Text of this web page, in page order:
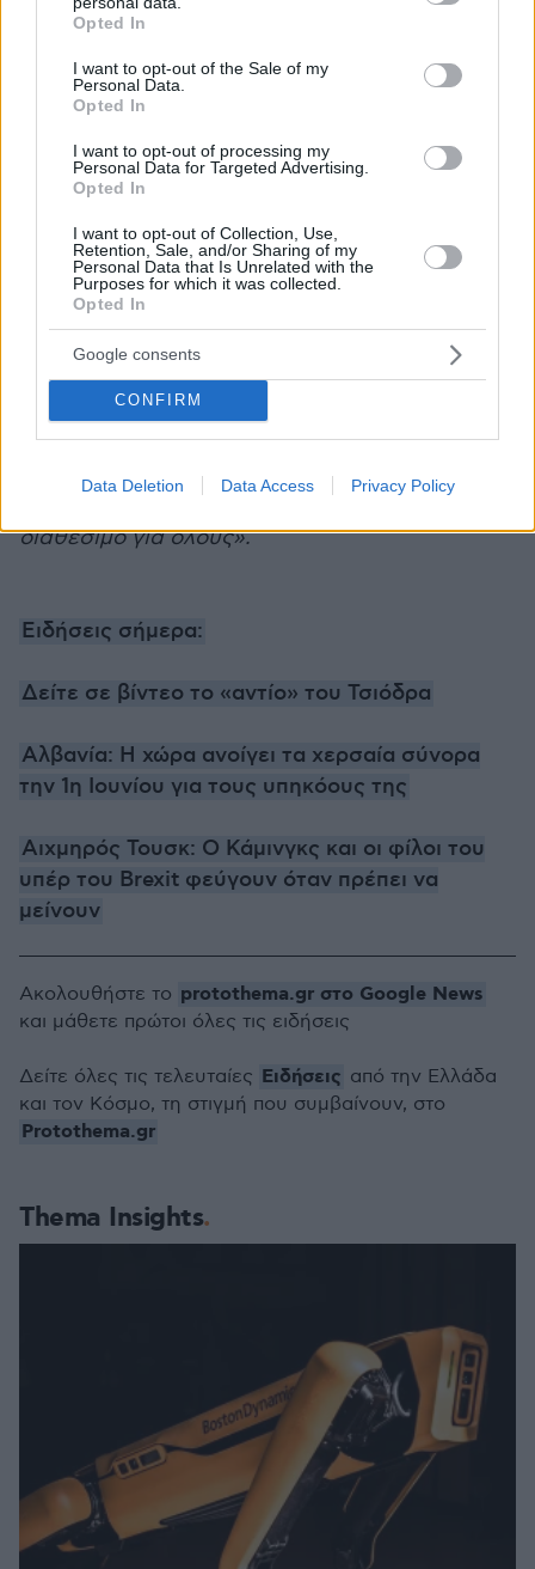
grant or deny consent to Google and its third-party tags to
use your data for below specified purposes in below Google
consent section.
Opted In
I want to opt-out of the Sale of my
Personal Data.
Opted In
I want to opt-out of processing my
Personal Data for Targeted Advertising.
Opted In
I want to opt-out of Collection, Use,
Retention, Sale, and/or Sharing of my
Personal Data that Is Unrelated with the
Purposes for which it was collected.
Opted In
Google consents
CONFIRM
Data Deletion Data Access Privacy Policy
από περίπου δύο χρόνια, o ίδιος εκδοτικός είχε
εκδώσει το βιβλίο της φωτογράφου
Μανωλάυπό τον τίτλο«Μykonos Muse».
δημοσιότητα. Τότε η low profile φωτογράφος
που είχε παρουσιάσει το βιβλίο της στο
ξενοδοχείο Belvedere της Μυκόνου, μας είχε
«Το Mykonos Muse είναι ένα λεύκωμα
αφιερωμένο στο νησί της Μυκόνου, στο άσπρο
της και το γαλάζιο της, στους βράχους της και
τον αέρα της, στα σπίτια της και τα σοκάκια
της, στους βασιλικούς της και τις βουκαμβίλιες
της, στα ξωκλήσια της και στους ανεμόμυλους
της. Τέλος, στους ντόπιους της, που είναι πάντα
διαθέσιμοι να ευχαριστήσουν τους επισκέπτες
διαθέσιμο για όλους».
Ειδήσεις σήμερα:
Δείτε σε βίντεο το «αντίο» του Τσιόδρα
Αλβανία: Η χώρα ανοίγει τα χερσαία σύνορα
την 1η Ιουνίου για τους υπηκόους της
Αιχμηρός Τουσκ: Ο Κάμινγκς και οι φίλοι του
υπέρ του Brexit φεύγουν όταν πρέπει να
μείνουν
Thema Insights
Ακολουθήστε το protothema.gr στο Google News
και μάθετε πρώτοι όλες τις ειδήσεις
Δείτε όλες τις τελευταίες Ειδήσεις από την Ελλάδα
και τον Κόσμο, τη στιγμή που συμβαίνουν, στο
Protothema.gr